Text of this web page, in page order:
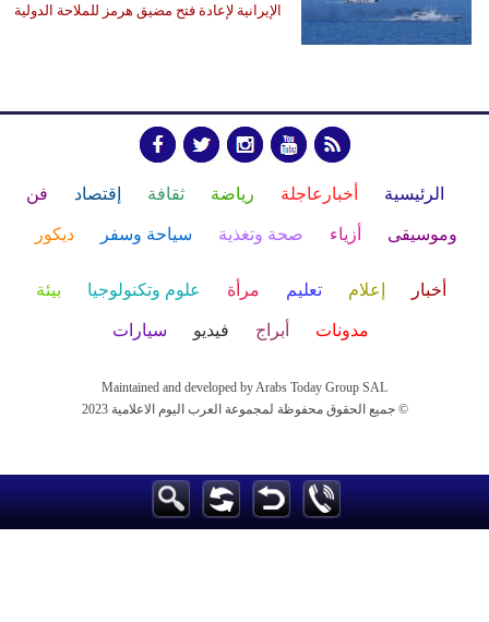
الإيرانية لإعادة فتح مضيق هرمز للملاحة الدولية
الرئيسية أخبارعاجلة رياضة ثقافة إقتصاد فن
وموسيقى أزياء صحة وتغذية سياحة وسفر ديكور
أخبار إعلام تعليم مرأة علوم وتكنولوجيا بيئة
مدونات أبراج فيديو سيارات
Maintained and developed by Arabs Today Group SAL
جميع الحقوق محفوظة لمجموعة العرب اليوم الاعلامية 2023 ©